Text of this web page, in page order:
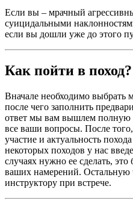
Если вы – мрачный
суицидальными
если вы дошли уже до этого
Как пойти в поход?
Вначале необходимо выбрать
после чего заполнить
ответ мы вам вышлем полную
все ваши вопросы. После
участие и актуальность
некоторых походов у нас
случаях нужно ее сделать, это
ваших намерений. Остальную
инструктору при встрече.